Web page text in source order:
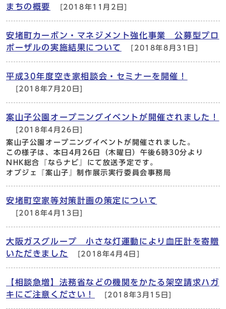
まちの概要 [2018年11月2日]
安堵町カーボン・マネジメント強化事業 公募型プロ
ポーザルの実施結果について
[2018年8月31日]
平成30年度空き家相談会・セミナーを開催！
[2018年7月20日]
案山子公園オープニングイベントが開催されました！
[2018年4月26日]
案山子公園オープニングイベントが開催されました。
この様子は、本日4月26日（木曜日）午後6時30分より
NHK総合『ならナビ』にて放送予定です。
オブジェ『案山子』制作展示実行委員会事務局
安堵町空家等対策計画の策定について
[2018年4月13日]
大阪ガスグループ 小さな灯運動により血圧計を寄贈
いただきました
[2018年4月4日]
【相談急増】法務省などの機関をかたる架空請求ハガ
キにご注意ください！
[2018年3月15日]